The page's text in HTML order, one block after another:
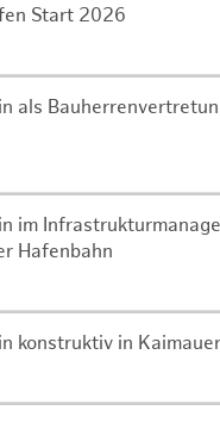
Start 2026
als
im
Hafenbahn
konstruktiv in